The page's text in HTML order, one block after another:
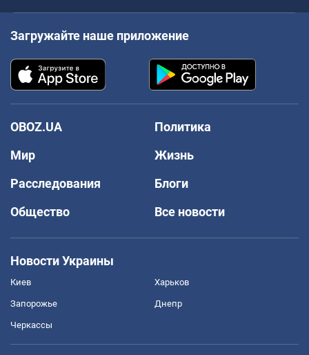
Загружайте наше приложение
OBOZ.UA
Политика
Мир
Жизнь
Расследования
Блоги
Общество
Все новости
Новости Украины
Киев Харьков
Запорожье Днепр
Черкассы